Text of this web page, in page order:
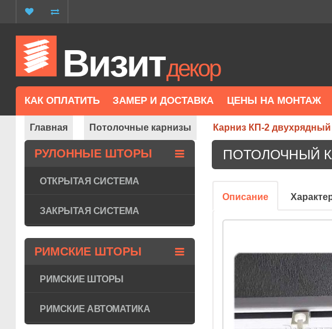
ПОТОЛОЧНЫЙ
Описание
РУЛОННЫЕ ШТОРЫ
ОТКРЫТАЯ СИСТЕМА
ЗАКРЫТАЯ СИСТЕМА
РИМСКИЕ ШТОРЫ
РИМСКИЕ ШТОРЫ
РИМСКИЕ АВТОМАТИКА
Главная Потолочные карнизы Карниз КП-2 двухрядный
Визитдекор
КАК ОПЛАТИТЬ ЗАМЕР И ДОСТАВКА ЦЕНЫ НА МОНТАЖ